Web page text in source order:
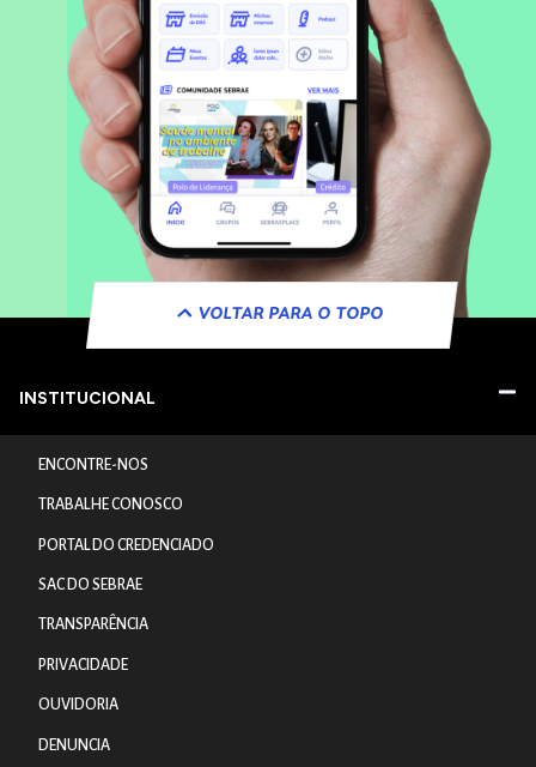
VOLTAR PARA O TOPO
INSTITUCIONAL
ENCONTRE-NOS
TRABALHE CONOSCO
PORTAL DO CREDENCIADO
SAC DO SEBRAE
TRANSPARÊNCIA
PRIVACIDADE
OUVIDORIA
DENUNCIA